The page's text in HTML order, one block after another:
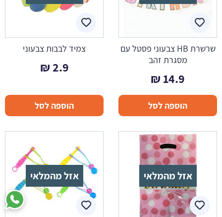
שרשרת HB צבעוני פסטל עם
מסגרת זהב
14.9
₪
הוספה לסל
צמיד לבבות צבעוני
2.9
₪
הוספה לסל
אזל מהמלאי אזל מהמלאי